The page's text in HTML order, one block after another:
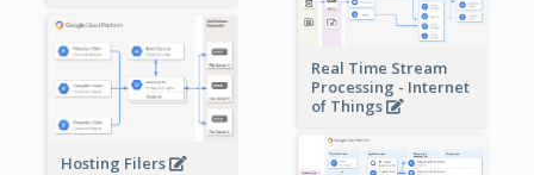
Real Time Stream
Processing - Internet
of Things
Hosting Filers